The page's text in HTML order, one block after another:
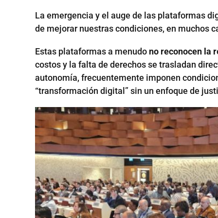
La emergencia y el auge de las plataformas
de mejorar nuestras condiciones, en muchos
Estas plataformas a menudo no reconocen la
costos y la falta de derechos se trasladan
autonomía, frecuentemente imponen
“transformación digital” sin un enfoque de